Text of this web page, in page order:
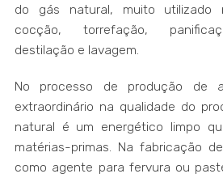
do gás natural, muito utilizado
cocção, torrefação,
destilação e lavagem.
No processo de produção de
extraordinário na qualidade do
natural é um energético limpo
matérias-primas. Na fabricação
como agente para fervura ou